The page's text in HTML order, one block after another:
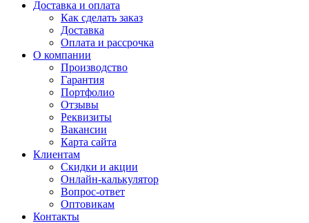
Доставка и оплата
Как сделать заказ
Доставка
Оплата и рассрочка
О компании
Производство
Гарантия
Портфолио
Отзывы
Реквизиты
Вакансии
Карта сайта
Клиентам
Скидки и акции
Онлайн-калькулятор
Вопрос-ответ
Оптовикам
Контакты